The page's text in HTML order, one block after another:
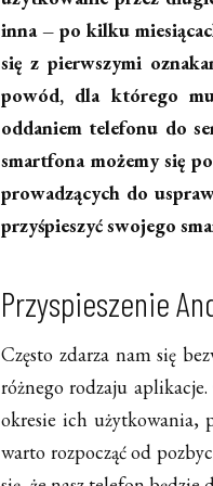
inna – po kilku
się z pierwszymi
powód, dla którego
oddaniem telefonu do
smartfona możemy się
prowadzących do
przyśpieszyć swojego
Przyspieszenie
Często zdarza nam się
różnego rodzaju
okresie ich użytkowania,
warto rozpocząć od